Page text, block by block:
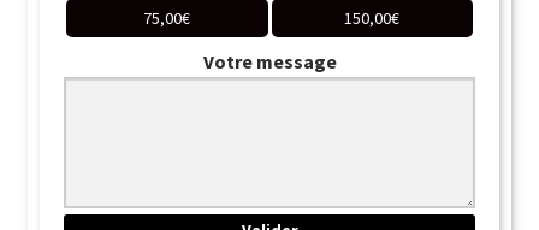
75,00€ 150,00€
Votre message